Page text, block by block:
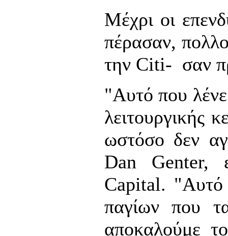
Μέχρι οι
πέρασαν,
την Citi- σαν
"Αυτό που
λειτουργικής
ωστόσο δεν
Dan Genter,
Capital. "Αυτό
παγίων που
αποκαλούμε